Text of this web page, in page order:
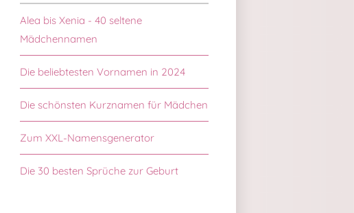
Alea bis Xenia - 40 seltene
Mädchennamen
Die beliebtesten Vornamen in 2024
Die schönsten Kurznamen für Mädchen
Zum XXL-Namensgenerator
Die 30 besten Sprüche zur Geburt